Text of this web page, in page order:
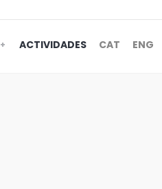
ACTIVIDADES CAT ENG